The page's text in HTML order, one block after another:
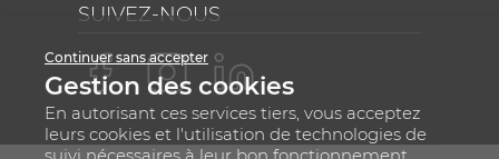
SUIVEZ-NOUS
Continuer sans accepter
Gestion des cookies
En autorisant ces services tiers, vous acceptez
leurs cookies et l'utilisation de technologies de